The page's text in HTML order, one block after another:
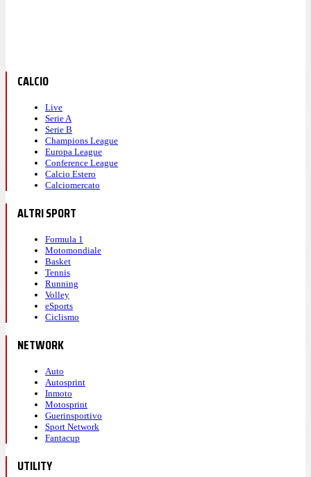
CALCIO
Live
Serie A
Serie B
Champions League
Europa League
Conference League
Calcio Estero
Calciomercato
ALTRI SPORT
Formula 1
Motomondiale
Basket
Tennis
Running
Volley
eSports
Ciclismo
NETWORK
Auto
Autosprint
Inmoto
Motosprint
Guerinsportivo
Sport Network
Fantacup
UTILITY